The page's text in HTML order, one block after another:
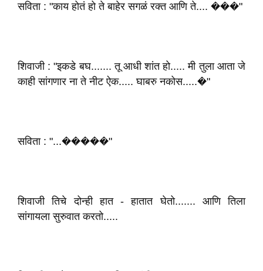
सविता : "काय होतं हो ते बाहेर सगळं रक्त आणि ते.... ���"
शिवाजी : "इकडे बघ....... तू आधी शांत हो..... मी तुला आता जे
काही सांगणार ना ते नीट ऐक..... घाबरु नकोस.....�"
सविता : "...�����"
शिवाजी तिचे दोन्ही हात - हातात घेतो....... आणि तिला
सांगायला सुरुवात करतो.....